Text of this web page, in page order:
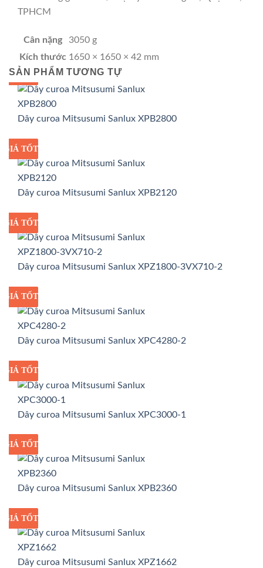
TPHCM
Cân nặng
3050 g
Kích thước 1650 × 1650 × 42 mm
SẢN PHẨM TƯƠNG TỰ
GIÁ SỈ
GIÁ TỐT
Dây curoa Mitsusumi Sanlux XPB2800
GIÁ SỈ
GIÁ TỐT
Dây curoa Mitsusumi Sanlux XPB2120
GIÁ SỈ
GIÁ TỐT
Dây curoa Mitsusumi Sanlux XPZ1800-3VX710-2
GIÁ SỈ
GIÁ TỐT
Dây curoa Mitsusumi Sanlux XPC4280-2
GIÁ SỈ
GIÁ TỐT
Dây curoa Mitsusumi Sanlux XPC3000-1
GIÁ SỈ
GIÁ TỐT
Dây curoa Mitsusumi Sanlux XPB2360
GIÁ SỈ
GIÁ TỐT
Dây curoa Mitsusumi Sanlux XPZ1662